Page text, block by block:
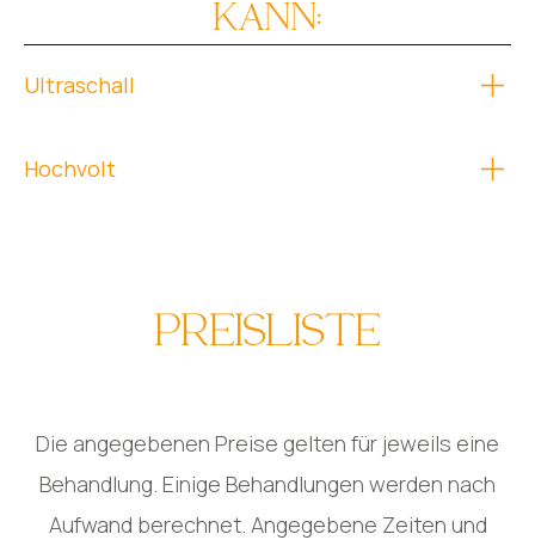
KANN:
Ultraschall
Hochvolt
PREISLISTE
Die angegebenen Preise gelten für jeweils eine
Behandlung. Einige Behandlungen werden nach
Aufwand berechnet. Angegebene Zeiten und